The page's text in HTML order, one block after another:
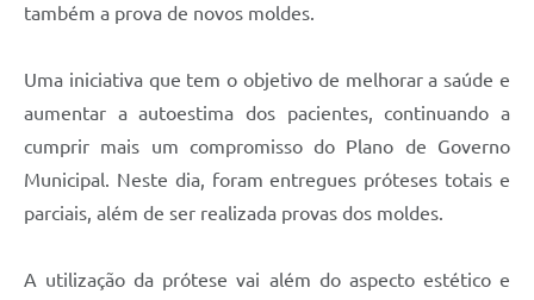
também a prova de novos moldes.
Uma iniciativa que tem o objetivo de melhorar a saúde e
aumentar a autoestima dos pacientes, continuando a
cumprir mais um compromisso do Plano de Governo
Municipal. Neste dia, foram entregues próteses totais e
parciais, além de ser realizada provas dos moldes.
A utilização da prótese vai além do aspecto estético e